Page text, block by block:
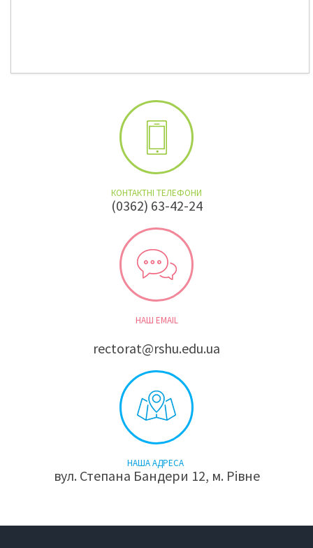
КОНТАКТНІ ТЕЛЕФОНИ
(0362) 63-42-24
НАШ EMAIL
rectorat@rshu.edu.ua
НАША АДРЕСА
вул. Степана Бандери 12, м. Рівне